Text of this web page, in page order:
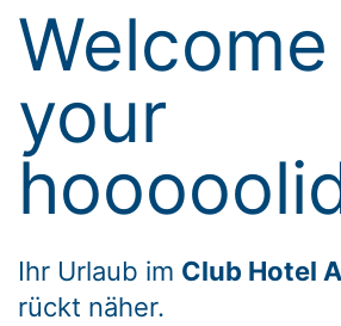
your
Ihr Urlaub im Club Hotel
rückt näher.